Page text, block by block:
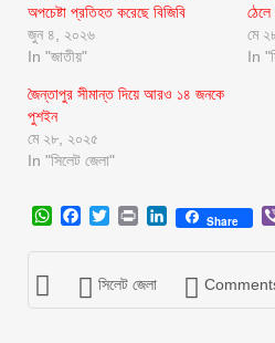
অপচেষ্টা প্রতিহত করেছে বিজিবি
জুন ৪, ২০২৬
In "জাতীয়"
মে
In
জৈন্তাপুর সীমান্ত দিয়ে আরও ১৪ জনকে
পুশইন
মে ২৮, ২০২৫
In "সিলেট জেলা"
WhatsApp
Facebook
Twitter
Print LinkedIn
Share
সিলেট জেলা